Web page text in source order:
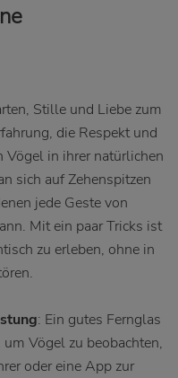
Stille und Liebe zum
die Respekt und
in ihrer natürlichen
sich auf Zehenspitzen
jede Geste von
Mit ein paar Tricks ist
zu erleben, ohne in
: Ein gutes Fernglas
Vögel zu beobachten,
oder eine App zur